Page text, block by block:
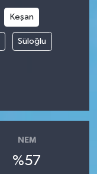
Keşan
Süloğlu
NEM
%57